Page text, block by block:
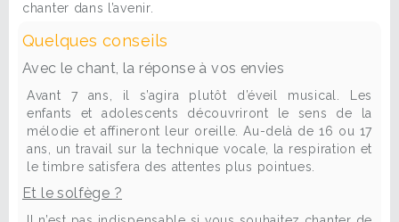
chanter dans l’avenir.
Quelques conseils
Avec le chant, la réponse à vos envies
Avant 7 ans, il s’agira plutôt d’éveil musical. Les
enfants et adolescents découvriront le sens de la
mélodie et affineront leur oreille. Au-delà de 16 ou 17
ans, un travail sur la technique vocale, la respiration et
le timbre satisfera des attentes plus pointues.
Et le solfège ?